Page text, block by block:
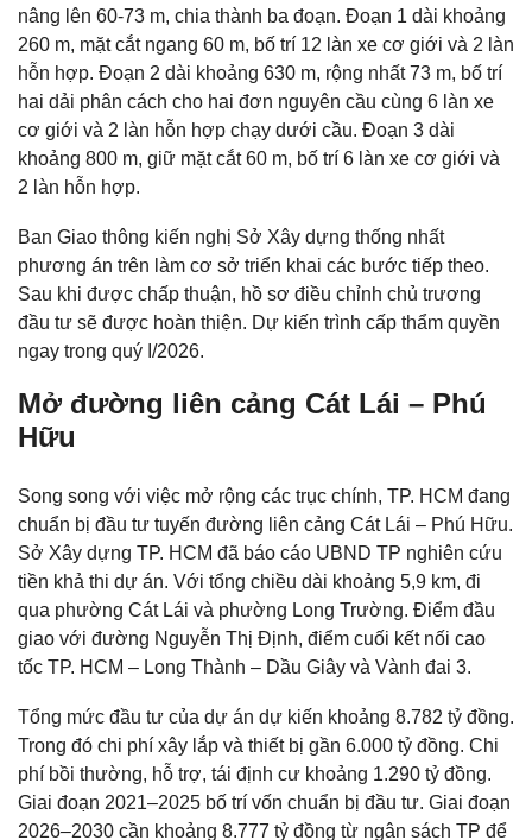
nâng lên 60-73 m, chia thành ba đoạn. Đoạn 1 dài khoảng
260 m, mặt cắt ngang 60 m, bố trí 12 làn xe cơ giới và 2 làn
hỗn hợp. Đoạn 2 dài khoảng 630 m, rộng nhất 73 m, bố trí
hai dải phân cách cho hai đơn nguyên cầu cùng 6 làn xe
cơ giới và 2 làn hỗn hợp chạy dưới cầu. Đoạn 3 dài
khoảng 800 m, giữ mặt cắt 60 m, bố trí 6 làn xe cơ giới và
2 làn hỗn hợp.
Ban Giao thông kiến nghị Sở Xây dựng thống nhất
phương án trên làm cơ sở triển khai các bước tiếp theo.
Sau khi được chấp thuận, hồ sơ điều chỉnh chủ trương
đầu tư sẽ được hoàn thiện. Dự kiến trình cấp thẩm quyền
ngay trong quý I/2026.
Mở đường liên cảng Cát Lái – Phú
Hữu
Song song với việc mở rộng các trục chính, TP. HCM đang
chuẩn bị đầu tư tuyến đường liên cảng Cát Lái – Phú Hữu.
Sở Xây dựng TP. HCM đã báo cáo UBND TP nghiên cứu
tiền khả thi dự án. Với tổng chiều dài khoảng 5,9 km, đi
qua phường Cát Lái và phường Long Trường. Điểm đầu
giao với đường Nguyễn Thị Định, điểm cuối kết nối cao
tốc TP. HCM – Long Thành – Dầu Giây và Vành đai 3.
Tổng mức đầu tư của dự án dự kiến khoảng 8.782 tỷ đồng.
Trong đó chi phí xây lắp và thiết bị gần 6.000 tỷ đồng. Chi
phí bồi thường, hỗ trợ, tái định cư khoảng 1.290 tỷ đồng.
Giai đoạn 2021–2025 bố trí vốn chuẩn bị đầu tư. Giai đoạn
2026–2030 cần khoảng 8.777 tỷ đồng từ ngân sách TP để